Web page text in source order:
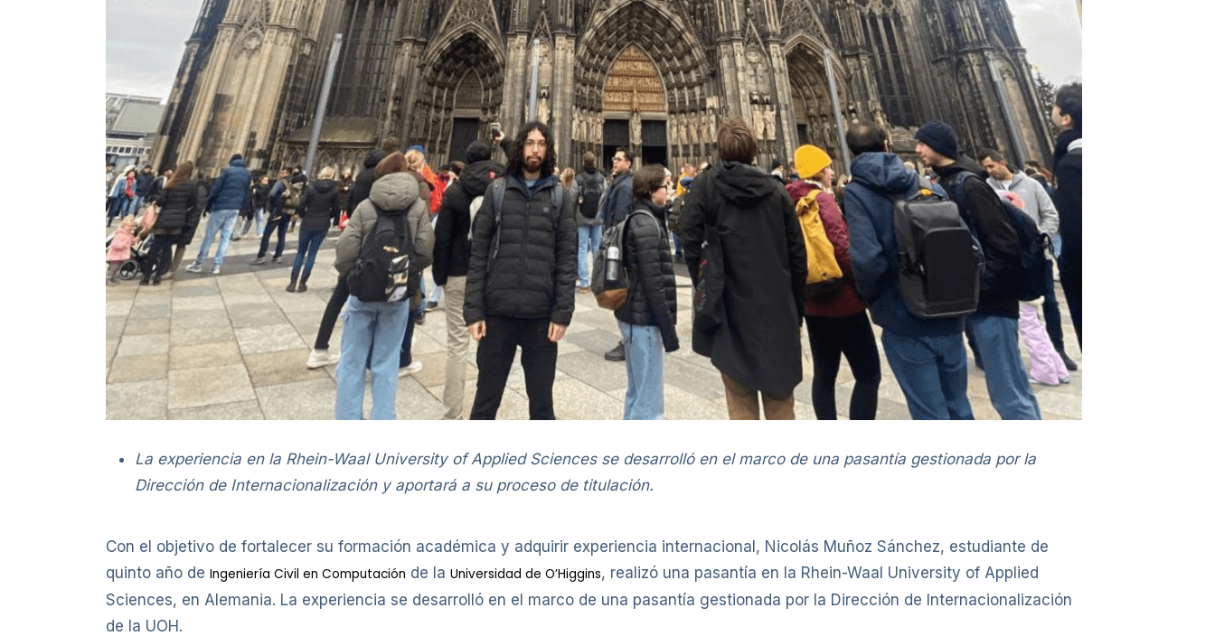
La experiencia en la Rhein-Waal University of Applied Sciences se desarrolló en el marco de una pasantía gestionada por la
Dirección de Internacionalización y aportará a su proceso de titulación.
Con el objetivo de fortalecer su formación académica y adquirir experiencia internacional, Nicolás Muñoz Sánchez, estudiante de
quinto año de Ingeniería Civil en Computación de la Universidad de O’Higgins, realizó una pasantía en la Rhein-Waal University of Applied
Sciences, en Alemania. La experiencia se desarrolló en el marco de una pasantía gestionada por la Dirección de Internacionalización
de la UOH.